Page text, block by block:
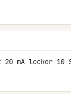
mA locker 10